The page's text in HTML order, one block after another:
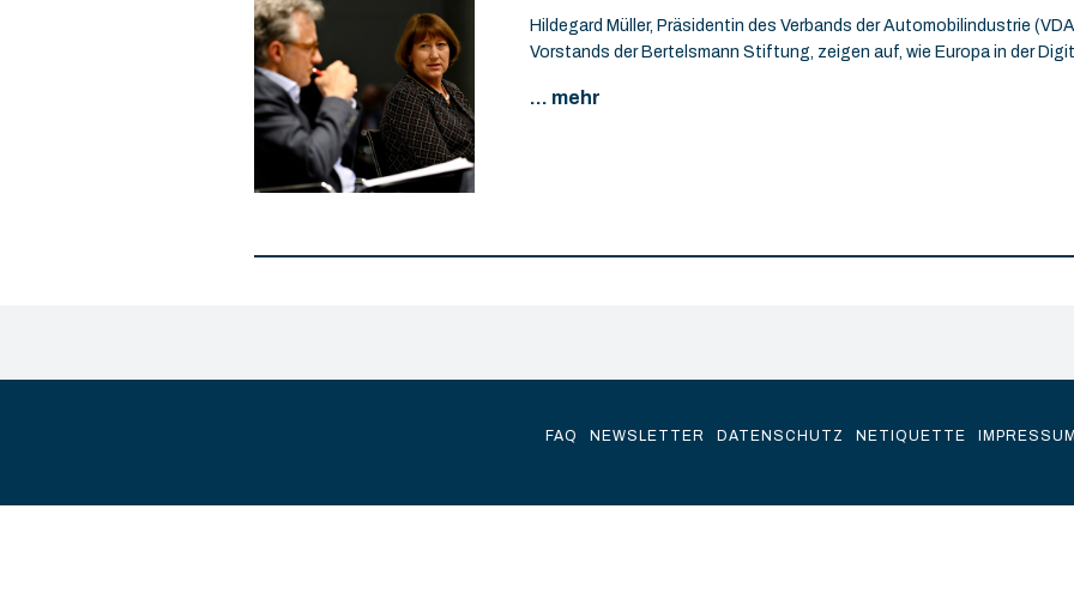
Hildegard Müller, Präsidentin des Verbands der Automobilindustrie
Vorstands der Bertelsmann Stiftung, zeigen auf, wie Europa in der
... mehr
FAQ NEWSLETTER DATENSCHUTZ NETIQUETTE